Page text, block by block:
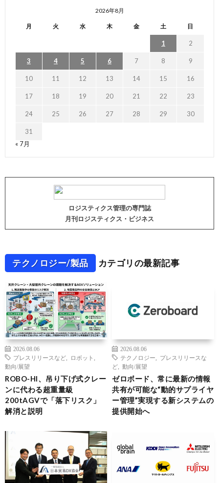
2026年8月
月 火 水 木 金 土 日
1 2
3 4 5 6 7 8 9
10 11 12 13 14 15 16
17 18 19 20 21 22 23
24 25 26 27 28 29 30
31
« 7月
ロジスティクス管理の専門誌
月刊ロジスティクス・ビジネス
テクノロジー/製品 カテゴリの最新記事
2026.08.06
プレスリリースなど
ロボット
動向/展望
ROBO-HI、吊り下げ式クレー
ンに代わる超重量級
200tAGVで「落下リスク」
解消と説明
2026.08.06
テクノロジー
プレスリリースな
ど
動向/展望
ゼロボード、常に最新の情報
共有が可能な“動的サプライヤ
ー管理”実現する新システムの
提供開始へ